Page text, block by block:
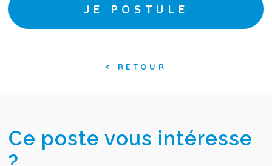
JE POSTULE
< RETOUR
Ce poste vous intéresse